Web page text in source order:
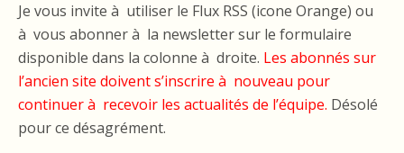
Je vous invite à utiliser le Flux RSS (icone Orange) ou
à vous abonner à la newsletter sur le formulaire
disponible dans la colonne à droite. Les abonnés sur
l’ancien site doivent s’inscrire à nouveau pour
continuer à recevoir les actualités de l’équipe. Désolé
pour ce désagrément.